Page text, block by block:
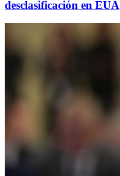
desclasificación en EUA